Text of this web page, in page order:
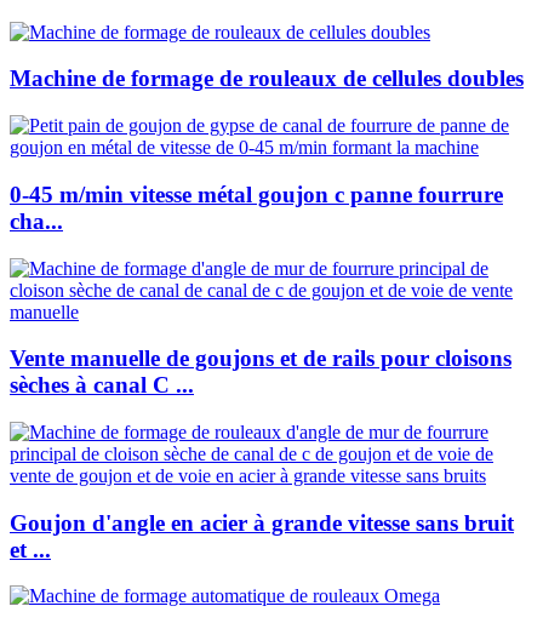
Machine de formage de rouleaux de cellules doubles
0-45 m/min vitesse métal goujon c panne fourrure
cha...
Vente manuelle de goujons et de rails pour cloisons
sèches à canal C ...
Goujon d'angle en acier à grande vitesse sans bruit
et ...